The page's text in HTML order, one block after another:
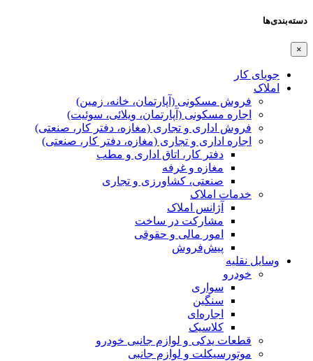
دسته‌بندی‌ها
×
جویای کار
املاک
فروش مسکونی (آپارتمان، خانه، زمین)
اجاره مسکونی (آپارتمان، ویلائی، سوئیت)
فروش اداری و تجاری (مغازه، دفتر کار، صنعتی)
اجاره اداری و تجاری (مغازه، دفتر کار، صنعتی)
دفتر کار، اتاق اداری و مطب
مغازه و غرفه
صنعتی،‌ کشاورزی و تجاری
خدمات املاک
آژانس املاک
مشارکت در ساخت
امور مالی و حقوقی
پیش‌فروش
وسایل نقلیه
خودرو
سواری
سنگین
اجاره‌ای
کلاسیک
قطعات یدکی و لوازم جانبی خودرو
موتورسیکلت و لوازم جانبی